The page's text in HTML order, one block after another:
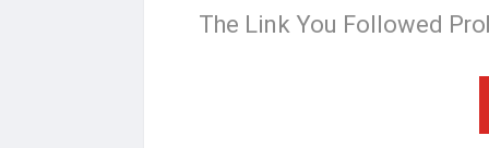
The Link You Followed